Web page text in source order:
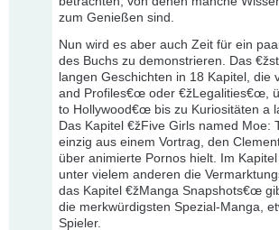
zum Genießen sind.
Nun wird es aber auch Zeit für ein
des Buchs zu demonstrieren. Das
langen Geschichten in 18 Kapitel, die
and Profiles€œ oder €žLegalities€œ,
to Hollywood€œ bis zu Kuriositäten a
Das Kapitel €žFive Girls named
einzig aus einem Vortrag, den
über animierte Pornos hielt. Im
unter vielem anderen die
das Kapitel €žManga Snapshots€œ
die merkwürdigsten Spezial-Manga,
Spieler.